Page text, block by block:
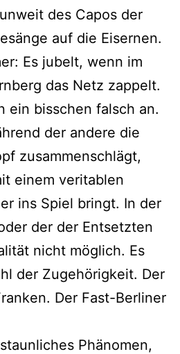
des Capos der
auf die Eisernen.
Es jubelt, wenn im
das Netz zappelt.
ein bisschen falsch an.
der andere die
zusammenschlägt,
einem veritablen
ins Spiel bringt. In der
der der Entsetzten
nicht möglich. Es
der Zugehörigkeit. Der
Der Fast-Berliner
Phänomen,